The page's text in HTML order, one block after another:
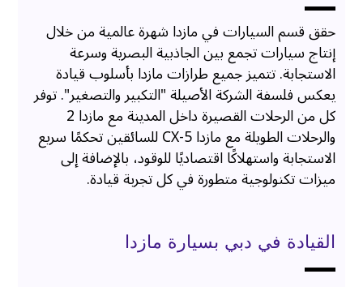
حقق قسم السيارات في مازدا شهرة عالمية من خلال
إنتاج سيارات تجمع بين الجاذبية البصرية وسرعة
الاستجابة. تتميز جميع طرازات مازدا بأسلوب قيادة
يعكس فلسفة الشركة الأصيلة "التكبير والتصغير". توفر
كل من الرحلات القصيرة داخل المدينة مع مازدا 2
والرحلات الطويلة مع مازدا CX-5 للسائقين تحكمًا سريع
الاستجابة واستهلاكًا اقتصاديًا للوقود، بالإضافة إلى
ميزات تكنولوجية متطورة في كل تجربة قيادة.
القيادة في دبي بسيارة مازدا